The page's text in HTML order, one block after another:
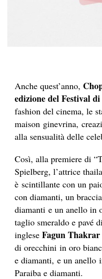
Anche quest’anno,
edizione del Festival di
fashion del cinema, le
maison ginevrina,
alla sensualità delle
Così, alla premiere di
Spielberg, l’attrice
è scintillante con un
con diamanti, un
diamanti e un anello in
taglio smeraldo e pavé
inglese Fagun Thakrar
di orecchini in oro
e diamanti, e un anello
Paraiba e diamanti.